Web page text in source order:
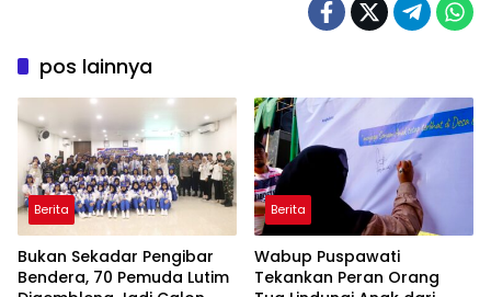
pos lainnya
Berita
‎Bukan Sekadar Pengibar
Bendera, 70 Pemuda Lutim
Berita
Wabup Puspawati
Tekankan Peran Orang